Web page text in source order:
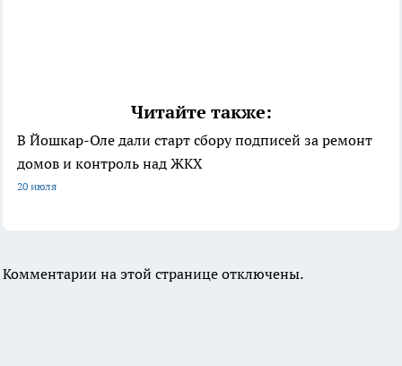
Читайте также:
В Йошкар-Оле дали старт сбору подписей за ремонт
домов и контроль над ЖКХ
20 июля
Комментарии на этой странице отключены.